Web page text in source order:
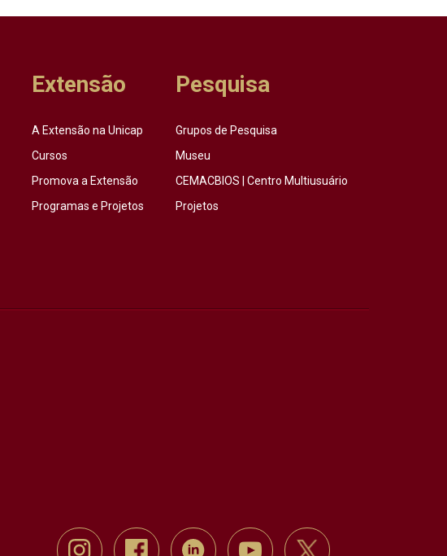
Extensão
A Extensão na Unicap
Cursos
Promova a Extensão
Programas e Projetos
Pesquisa
Grupos de Pesquisa
Museu
CEMACBIOS | Centro Multiusuário
Projetos